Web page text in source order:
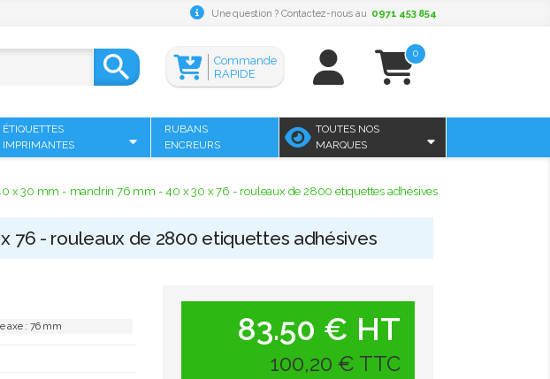
Une question ? Contactez-nous au 0971 453 854
 0
Commande
RAPIDE
ÉTIQUETTES
IMPRIMANTES
RUBANS
ENCREURS
TOUTES NOS
MARQUES
x 30 mm - mandrin 76 mm - 40 x 30 x 76 - rouleaux de 2800 etiquettes adhésives
76 - rouleaux de 2800 etiquettes adhésives
axe : 76 mm 83.50 € HT
100,20 € TTC